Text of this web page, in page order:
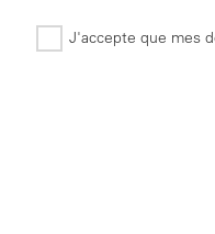
J'accepte que mes